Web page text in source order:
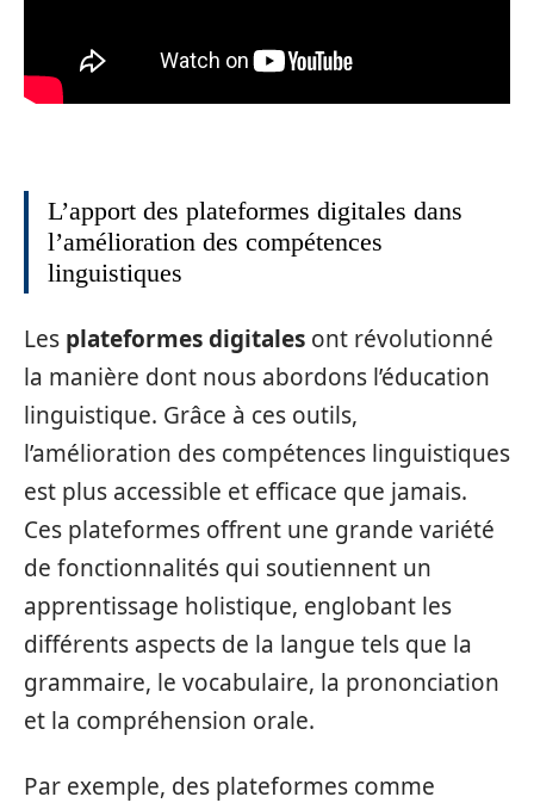
L’apport des plateformes digitales dans
l’amélioration des compétences
linguistiques
Les plateformes digitales ont révolutionné
la manière dont nous abordons l’éducation
linguistique. Grâce à ces outils,
l’amélioration des compétences linguistiques
est plus accessible et efficace que jamais.
Ces plateformes offrent une grande variété
de fonctionnalités qui soutiennent un
apprentissage holistique, englobant les
différents aspects de la langue tels que la
grammaire, le vocabulaire, la prononciation
et la compréhension orale.
Par exemple, des plateformes comme